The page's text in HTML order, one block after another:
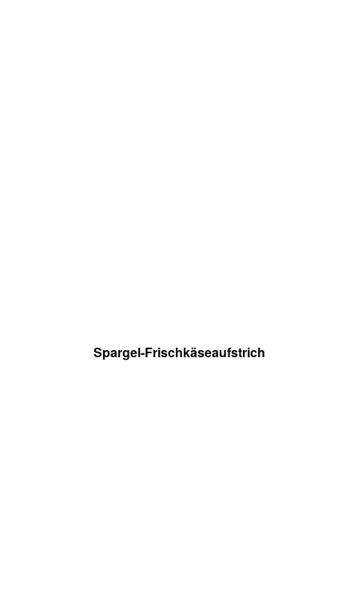
Spargel-Frischkäseaufstrich